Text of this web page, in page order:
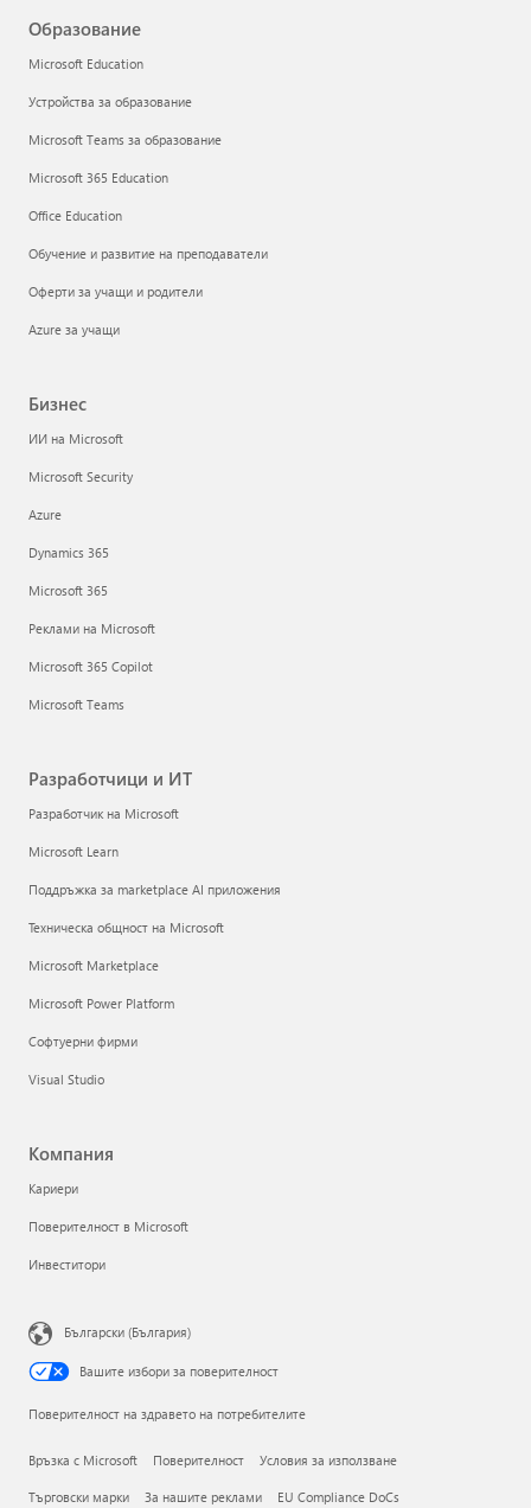
Образование
Microsoft Education
Устройства за образование
Microsoft Teams за образование
Microsoft 365 Education
Office Education
Обучение и развитие на преподаватели
Оферти за учащи и родители
Azure за учащи
Бизнес
ИИ на Microsoft
Microsoft Security
Azure
Dynamics 365
Microsoft 365
Реклами на Microsoft
Microsoft 365 Copilot
Microsoft Teams
Разработчици и ИТ
Разработчик на Microsoft
Microsoft Learn
Поддръжка за marketplace AI приложения
Техническа общност на Microsoft
Microsoft Marketplace
Microsoft Power Platform
Софтуерни фирми
Visual Studio
Компания
Кариери
Поверителност в Microsoft
Инвеститори
Български (България)
Вашите избори за поверителност
Поверителност на здравето на потребителите
Връзка с Microsoft Поверителност Условия за използване
Търговски марки За нашите реклами EU Compliance DoCs